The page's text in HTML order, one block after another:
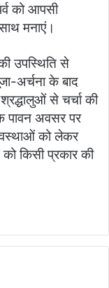
को आपसी
मनाएं।
उपस्थिति से
अर्चना के बाद
से चर्चा की
पावन अवसर पर
को लेकर
किसी प्रकार की